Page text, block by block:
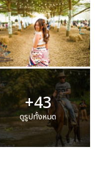
+43
ดูรูปทั้งหมด